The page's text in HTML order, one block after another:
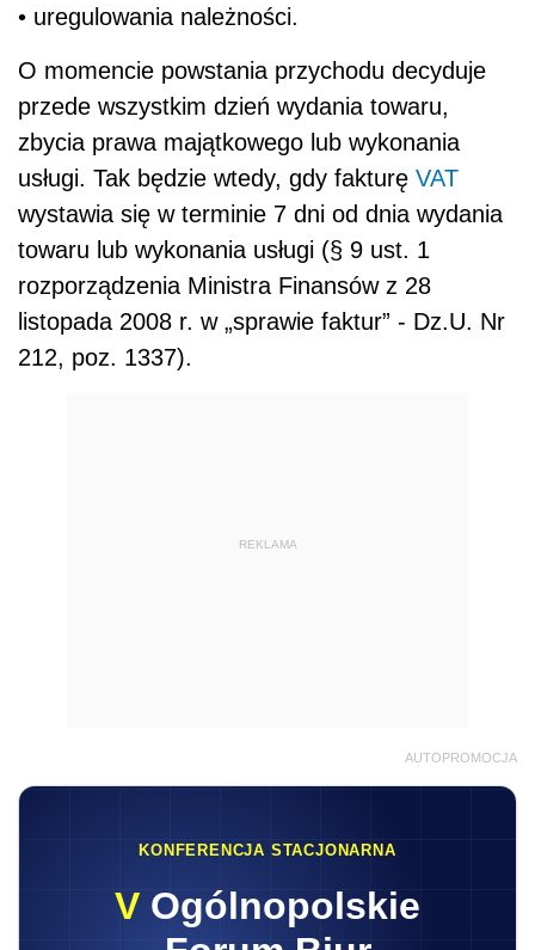
• uregulowania należności.
O momencie powstania przychodu decyduje
przede wszystkim dzień wydania towaru,
zbycia prawa majątkowego lub wykonania
usługi. Tak będzie wtedy, gdy fakturę VAT
wystawia się w terminie 7 dni od dnia wydania
towaru lub wykonania usługi (§ 9 ust. 1
rozporządzenia Ministra Finansów z 28
listopada 2008 r. w „sprawie faktur” - Dz.U. Nr
212, poz. 1337).
REKLAMA
AUTOPROMOCJA
KONFERENCJA STACJONARNA
V Ogólnopolskie